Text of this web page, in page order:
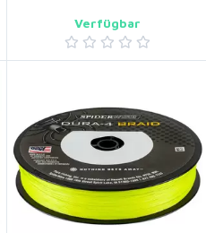
Verfügbar